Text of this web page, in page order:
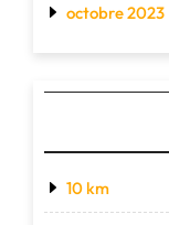
octobre 2023
10 km